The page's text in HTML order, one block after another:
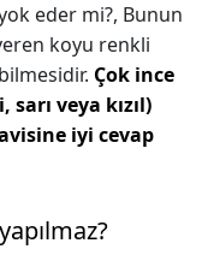
eder mi?, Bunun
koyu renkli
Çok ince
veya kızıl)
iyi cevap